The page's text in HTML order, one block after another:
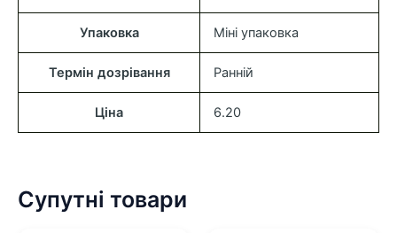
Упаковка Міні упаковка
Термін дозрівання Ранній
Ціна 6.20
Супутні товари